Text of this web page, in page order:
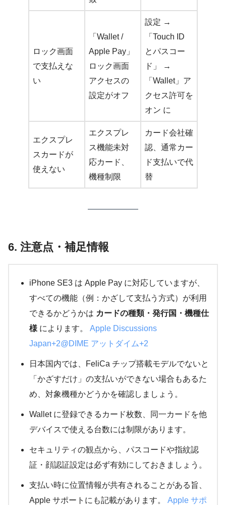
ロック画面
で支払えな
い
「Wallet /
Apple Pay」
ロック画面
アクセスの
設定がオフ
設定 →
「Touch ID
とパスコー
ド」 →
「Wallet」ア
クセス許可を
オン に
エクスプレ
スカードが
使えない
エクスプレ
ス機能未対
応カード、
機種制限
カード会社確
認、通常カー
ド支払いで代
替
6. 注意点・補足情報
iPhone SE3 は Apple Pay に対応していますが、
すべての機能（例：かざして支払う方式）が利用
できるかどうかは カードの種類・発行国・機種仕
様 によります。 Apple Discussions
Japan+2@DIME アットダイム+2
日本国内では、FeliCa チップ搭載モデルでないと
「かざすだけ」の支払いができない場合もあるた
め、対象機種かどうかを確認しましょう。
Wallet に登録できるカード枚数、同一カードを他
デバイスで使える台数には制限があります。
セキュリティの観点から、パスコードや指紋認
証・顔認証設定は必ず有効にしておきましょう。
支払い時に位置情報が共有されることがある旨、
Apple サポートにも記載があります。 Apple サポ